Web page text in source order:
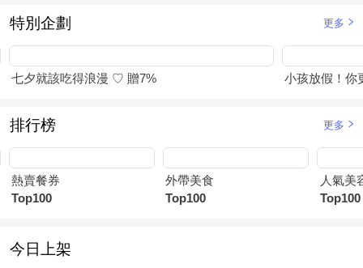
特別企劃 更多
七夕就該吃得浪漫 ♡ 贈7% 小孩放假！你
排行榜 更多
熱賣餐券
Top100
外帶美食
Top100
人氣美
Top100
今日上架